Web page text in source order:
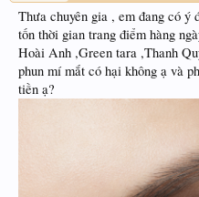
Thưa chuyên gia , em đang có ý
tốn thời gian trang điểm hàng
Hoài Anh ,Green tara ,Thanh
phun mí mắt có hại không ạ và
tiền ạ?